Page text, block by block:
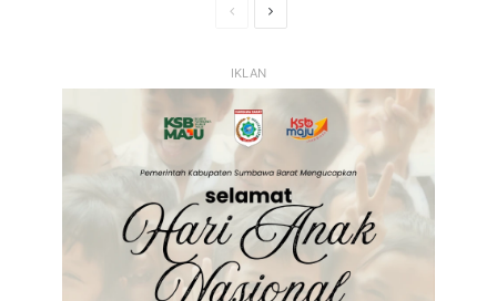
HalamanHalaman
IKLAN